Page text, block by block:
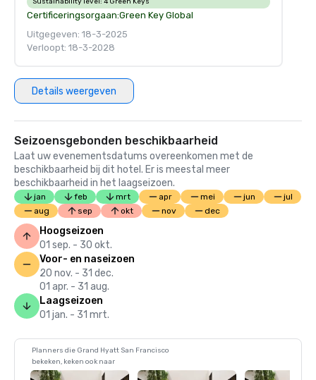
Certificeringsorgaan:Green Key Global
Uitgegeven: 18-3-2025
Verloopt: 18-3-2028
Details weergeven
Seizoensgebonden beschikbaarheid
Laat uw evenementsdatums overeenkomen met de
beschikbaarheid bij dit hotel. Er is meestal meer
beschikbaarheid in het laagseizoen.
jan feb mrt apr mei jun
jul
aug
sep okt nov dec
Hoogseizoen
01 sep. - 30 okt.
Voor- en naseizoen
20 nov. - 31 dec.
01 apr. - 31 aug.
Laagseizoen
01 jan. - 31 mrt.
Planners die Grand Hyatt San Francisco
bekeken, keken ook naar